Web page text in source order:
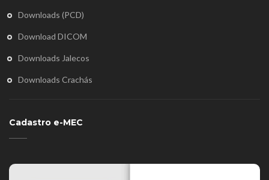
Downloads (PCD)
Download DICOM
Downloads Jalecos
Downloads Crachás
Cadastro e-MEC